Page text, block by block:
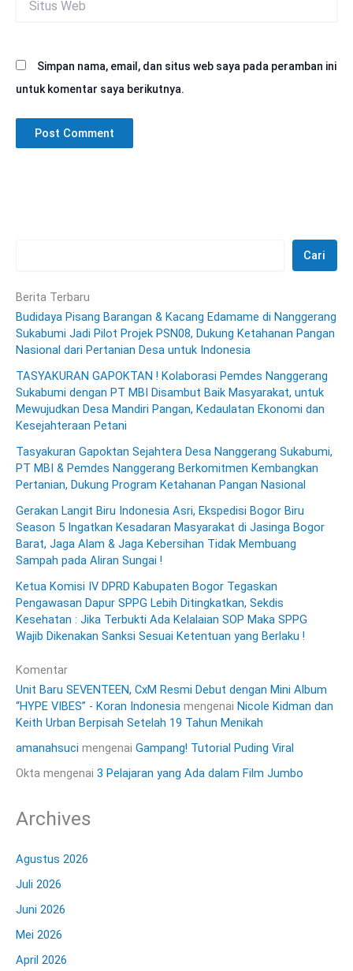
Web
Simpan nama, email, dan situs web saya pada peramban ini
untuk komentar saya berikutnya.
Cari
Berita Terbaru
Budidaya Pisang Barangan & Kacang Edamame di Nanggerang
Sukabumi Jadi Pilot Projek PSN08, Dukung Ketahanan Pangan
Nasional dari Pertanian Desa untuk Indonesia
TASYAKURAN GAPOKTAN ! Kolaborasi Pemdes Nanggerang
Sukabumi dengan PT MBI Disambut Baik Masyarakat, untuk
Mewujudkan Desa Mandiri Pangan, Kedaulatan Ekonomi dan
Kesejahteraan Petani
Tasyakuran Gapoktan Sejahtera Desa Nanggerang Sukabumi,
PT MBI & Pemdes Nanggerang Berkomitmen Kembangkan
Pertanian, Dukung Program Ketahanan Pangan Nasional
Gerakan Langit Biru Indonesia Asri, Ekspedisi Bogor Biru
Season 5 Ingatkan Kesadaran Masyarakat di Jasinga Bogor
Barat, Jaga Alam & Jaga Kebersihan Tidak Membuang
Sampah pada Aliran Sungai !
Ketua Komisi IV DPRD Kabupaten Bogor Tegaskan
Pengawasan Dapur SPPG Lebih Ditingkatkan, Sekdis
Kesehatan : Jika Terbukti Ada Kelalaian SOP Maka SPPG
Wajib Dikenakan Sanksi Sesuai Ketentuan yang Berlaku !
Komentar
Unit Baru SEVENTEEN, CxM Resmi Debut dengan Mini Album
“HYPE VIBES” - Koran Indonesia mengenai Nicole Kidman dan
Keith Urban Berpisah Setelah 19 Tahun Menikah
amanahsuci mengenai Gampang! Tutorial Puding Viral
Okta mengenai 3 Pelajaran yang Ada dalam Film Jumbo
Archives
Agustus 2026
Juli 2026
Juni 2026
Mei 2026
April 2026